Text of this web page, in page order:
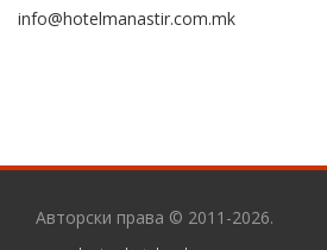
info@hotelmanastir.com.mk
Авторски права © 2011-2026.